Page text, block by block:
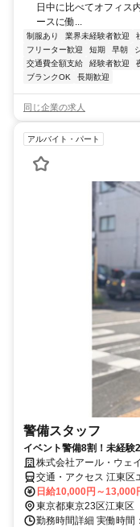
日中に比べてオフィス
ースに働...
制服あり 業界未経験者歓迎
フリーター歓迎
短期 早朝
交通費全額支給
経験者歓迎
ブランクOK
長期歓迎
同じ企業の求人
アルバイト・パート
警備スタッフ
イベント警備8割！未経験
株式会社アール・ウェ
交通・アクセス 江東区
日給10,000円～13,000
東京都東京23区江東区
勤務時間詳細 実働時間